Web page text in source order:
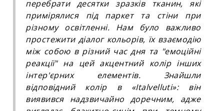
перебрати десятки зразків тканин, які
примірялися під паркет та стіни при
різному освітленні. Нам було важливо
простежити діалог кольорів, їх взаємодію
між собою в різний час дня та "емоційні
реакції" на цей акцентний колір інших
інтер'єрних елементів. Знайшли
відповідний колір в «Italvelluti»: він
виявився надзвичайно доречним, адже